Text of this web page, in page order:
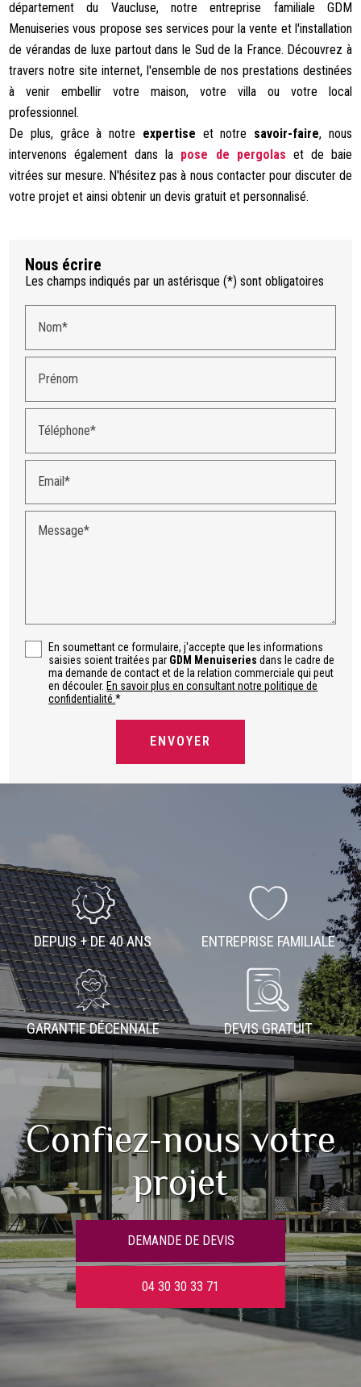
département du Vaucluse, notre entreprise familiale GDM
Menuiseries vous propose ses services pour la vente et l'installation
de vérandas de luxe partout dans le Sud de la France. Découvrez à
travers notre site internet, l'ensemble de nos prestations destinées
à venir embellir votre maison, votre villa ou votre local
professionnel.
De plus, grâce à notre expertise et notre savoir-faire, nous
intervenons également dans la pose de pergolas et de baie
vitrées sur mesure. N'hésitez pas à nous contacter pour discuter de
votre projet et ainsi obtenir un devis gratuit et personnalisé.
Nous écrire
Les champs indiqués par un astérisque (*) sont obligatoires
Nom*
Prénom
Téléphone*
Email*
Message*
En soumettant ce formulaire, j'accepte que les informations
saisies soient traitées par GDM Menuiseries dans le cadre de
ma demande de contact et de la relation commerciale qui peut
en découler. En savoir plus en consultant notre politique de
confidentialité.*
DEPUIS + DE 40 ANS ENTREPRISE FAMILIALE
GARANTIE DÉCENNALE DEVIS GRATUIT
Confiez-nous votre
projet
DEMANDE DE DEVIS
04 30 30 33 71